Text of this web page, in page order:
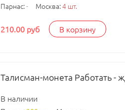
Парнас:- Москва:4 шт.
210.00 руб В корзину
Талисман-монета Работать -
В наличии